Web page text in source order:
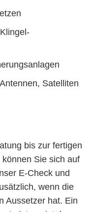
Satelliten
bis zur fertigen
Sie sich auf
E-Check und
wenn die
Aussetzer hat. Ein